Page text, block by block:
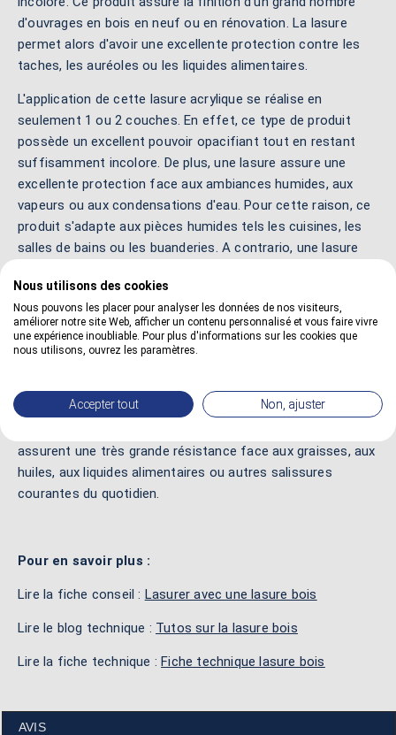
d'ouvrages en bois en neuf ou en rénovation. La lasure
permet alors d'avoir une excellente protection contre les
taches, les auréoles ou les liquides alimentaires.
L'application de cette lasure acrylique se réalise en
seulement 1 ou 2 couches. En effet, ce type de produit
possède un excellent pouvoir opacifiant tout en restant
suffisamment incolore. De plus, une lasure assure une
excellente protection face aux ambiances humides, aux
vapeurs ou aux condensations d'eau. Pour cette raison, ce
produit s'adapte aux pièces humides tels les cuisines, les
salles de bains ou les buanderies. A contrario, une lasure
chambres, les séjours ou les couloirs.
Ces lasures à l'eau demeurent sans odeur car ces produits
n'ont pas de solvant. Pour cette raison, ces produits
aucun problème particulier. D'ailleurs, ces lasures ont un
séchage très rapide pour une réoccupation des différentes
assurent une très grande résistance face aux graisses, aux
huiles, aux liquides alimentaires ou autres salissures
courantes du quotidien.
Pour en savoir plus :
Lire la fiche conseil : Lasurer avec une lasure bois
Lire le blog technique : Tutos sur la lasure bois
Lire la fiche technique :Fiche technique lasure bois
AVIS
Nous utilisons des cookies
Nous pouvons les placer pour analyser les données de nos visiteurs,
améliorer notre site Web, afficher un contenu personnalisé et vous faire vivre
une expérience inoubliable. Pour plus d'informations sur les cookies que
nous utilisons, ouvrez les paramètres.
Accepter tout Non, ajuster